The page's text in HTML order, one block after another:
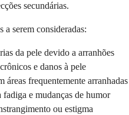
secundárias.
a serem consideradas:
da pele devido a arranhões
e danos à pele
áreas frequentemente arranhadas
e mudanças de humor
ou estigma